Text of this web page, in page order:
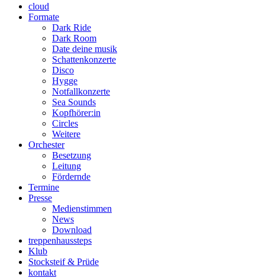
cloud
Formate
Dark Ride
Dark Room
Date deine musik
Schattenkonzerte
Disco
Hygge
Notfallkonzerte
Sea Sounds
Kopfhörer:in
Circles
Weitere
Orchester
Besetzung
Leitung
Fördernde
Termine
Presse
Medienstimmen
News
Download
treppenhaussteps
Klub
Stocksteif & Prüde
kontakt